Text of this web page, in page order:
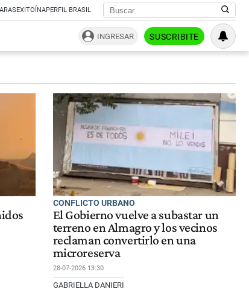
EXITOÍNAPERFIL BRASIL
INGRESAR SUSCRIBITE
CONFLICTO URBANO
El Gobierno vuelve a subastar un
terreno en Almagro y los vecinos
reclaman convertirlo en una
microreserva
28-07-2026 13:30
GABRIELLA DANIERI